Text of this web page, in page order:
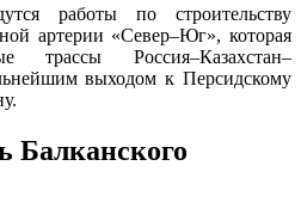
работы по строительству
артерии «Север–Юг», которая
трассы Россия–Казахстан–
выходом к Персидскому